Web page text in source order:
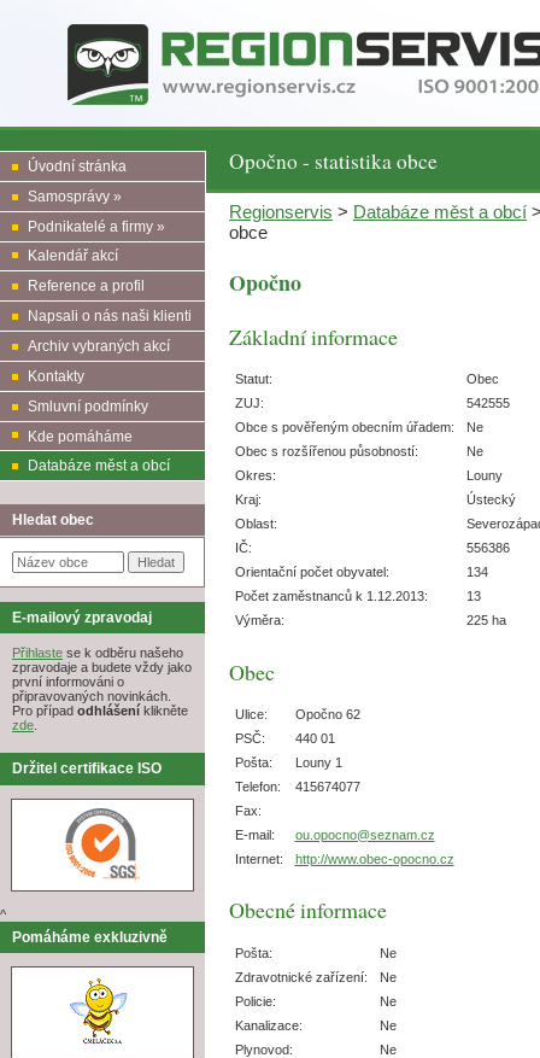
Opočno - statistika obce
Úvodní stránka
Samosprávy »
Podnikatelé a firmy »
Kalendář akcí
Reference a profil
Napsali o nás naši klienti
Archiv vybraných akcí
Kontakty
Smluvní podmínky
Kde pomáháme
Databáze měst a obcí
Hledat obec
E-mailový zpravodaj
Přihlaste se k odběru našeho
zpravodaje a budete vždy jako
první informováni o
připravovaných novinkách.
Pro případ odhlášení klikněte
zde.
Držitel certifikace ISO
^
Pomáháme exkluzivně
Regionservis > Databáze měst a obcí
obce
Opočno
Základní informace
Statut:
Obec
ZUJ:
542555
Obce s pověřeným obecním úřadem:
Ne
Obec s rozšířenou působností:
Ne
Okres:
Louny
Kraj:
Ústecký
Oblast:
IČ:
556386
Orientační počet obyvatel:
134
Počet zaměstnanců k 1.12.2013:
13
Výměra:
225 ha
Obec
Ulice:
Opočno 62
PSČ:
440 01
Pošta:
Louny 1
Telefon:
415674077
Fax:
E-mail:
ou.opocno@seznam.cz
Internet:
http://www.obec-opocno.cz
Obecné informace
Pošta:
Ne
Zdravotnické zařízení:
Ne
Policie:
Ne
Kanalizace:
Ne
Plynovod:
Ne